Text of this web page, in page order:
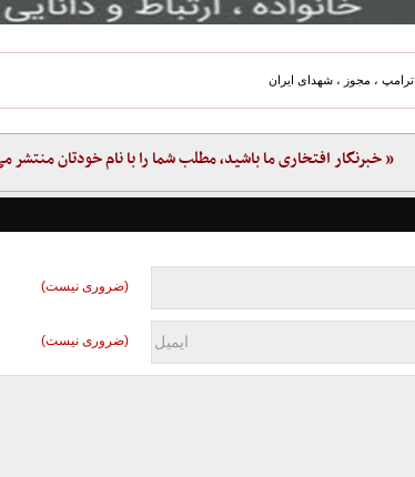
ترامپ ، مجوز ، شهدای ایران
« خبرنگار افتخاری ما باشید، مطلب شما را با نام خودتان منتشر
(ضروری نیست)
(ضروری نیست)